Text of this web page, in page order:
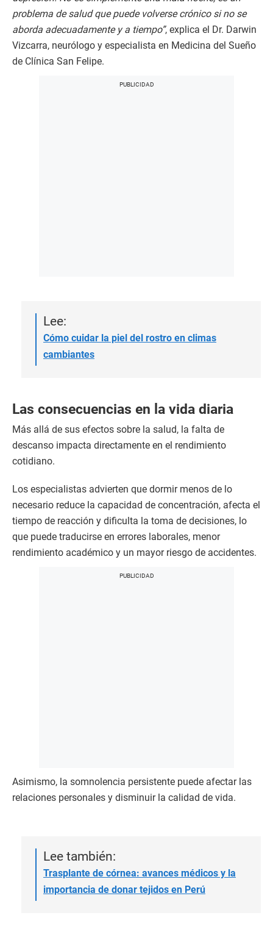
problema de salud que puede volverse crónico si no se
aborda adecuadamente y a tiempo”, explica el Dr. Darwin
Vizcarra, neurólogo y especialista en Medicina del Sueño
de Clínica San Felipe.
Lee:
Cómo cuidar la piel del rostro en climas
cambiantes
Las consecuencias en la vida diaria
Más allá de sus efectos sobre la salud, la falta de
descanso impacta directamente en el rendimiento
cotidiano.
Los especialistas advierten que dormir menos de lo
necesario reduce la capacidad de concentración, afecta el
tiempo de reacción y dificulta la toma de decisiones, lo
que puede traducirse en errores laborales, menor
rendimiento académico y un mayor riesgo de accidentes.
Asimismo, la somnolencia persistente puede afectar las
relaciones personales y disminuir la calidad de vida.
Lee también:
Trasplante de córnea: avances médicos y la
importancia de donar tejidos en Perú